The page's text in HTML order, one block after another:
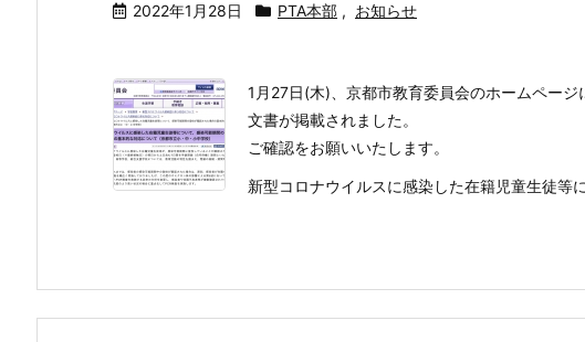
2022年1月28日 PTA本部 , お知らせ
1月27日(木)、京都市教育委員会のホームペー
文書が掲載されました。
ご確認をお願いいたします。
新型コロナウイルスに感染した在籍児童生徒等